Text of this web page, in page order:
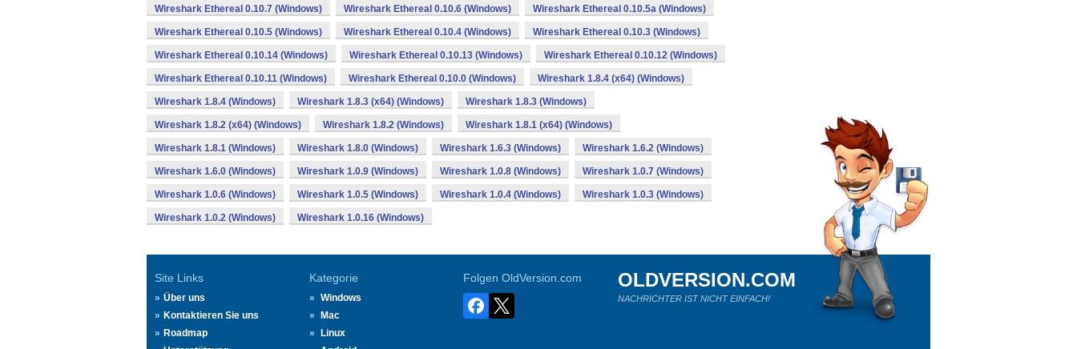
Wireshark Ethereal 0.10.7 (Windows) Wireshark Ethereal 0.10.6 (Windows) Wireshark Ethereal 0.10.5a (Windows)
Wireshark Ethereal 0.10.5 (Windows) Wireshark Ethereal 0.10.4 (Windows) Wireshark Ethereal 0.10.3 (Windows)
Wireshark Ethereal 0.10.14 (Windows) Wireshark Ethereal 0.10.13 (Windows) Wireshark Ethereal 0.10.12 (Windows)
Wireshark Ethereal 0.10.11 (Windows) Wireshark Ethereal 0.10.0 (Windows) Wireshark 1.8.4 (x64) (Windows)
Wireshark 1.8.4 (Windows) Wireshark 1.8.3 (x64) (Windows) Wireshark 1.8.3 (Windows)
Wireshark 1.8.2 (x64) (Windows) Wireshark 1.8.2 (Windows) Wireshark 1.8.1 (x64) (Windows)
Wireshark 1.8.1 (Windows) Wireshark 1.8.0 (Windows) Wireshark 1.6.3 (Windows) Wireshark 1.6.2 (Windows)
Wireshark 1.6.0 (Windows) Wireshark 1.0.9 (Windows) Wireshark 1.0.8 (Windows) Wireshark 1.0.7 (Windows)
Wireshark 1.0.6 (Windows) Wireshark 1.0.5 (Windows) Wireshark 1.0.4 (Windows) Wireshark 1.0.3 (Windows)
Wireshark 1.0.2 (Windows) Wireshark 1.0.16 (Windows)
Site Links
Über uns
Kontaktieren Sie uns
Roadmap
Kategorie
Windows
Mac
Linux
Folgen OldVersion.com OLDVERSION.COM
NACHRICHTER IST NICHT EINFACH!